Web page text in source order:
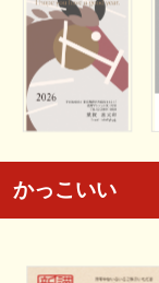
かっこいい